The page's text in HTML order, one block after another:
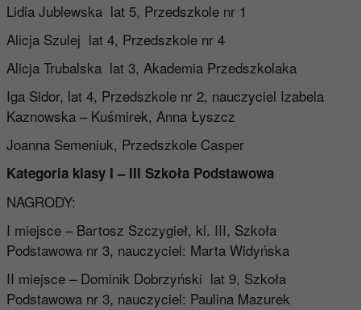
Lidia Jublewska lat 5, Przedszkole nr 1
Alicja Szulej lat 4, Przedszkole nr 4
Alicja Trubalska lat 3, Akademia Przedszkolaka
Iga Sidor, lat 4, Przedszkole nr 2, nauczyciel Izabela
Kaznowska – Kuśmirek, Anna Łyszcz
Joanna Semeniuk, Przedszkole Casper
Kategoria klasy I – III Szkoła Podstawowa
NAGRODY:
I miejsce – Bartosz Szczygieł, kl. III, Szkoła
Podstawowa nr 3, nauczyciel: Marta Widyńska
II miejsce – Dominik Dobrzyński lat 9, Szkoła
Podstawowa nr 3, nauczyciel: Paulina Mazurek